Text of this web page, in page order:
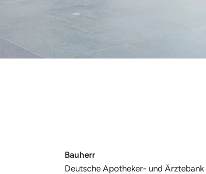
Bauherr
Deutsche Apotheker- und Ärztebank